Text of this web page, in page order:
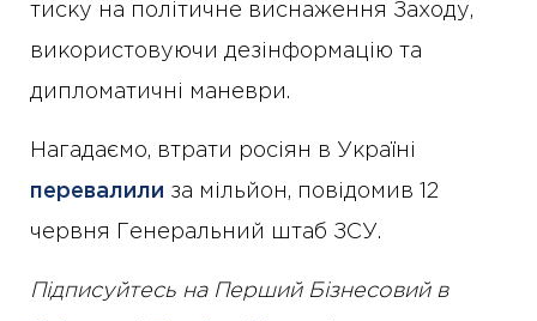
тиску на політичне виснаження Заходу,
використовуючи дезінформацію та
дипломатичні маневри.
Нагадаємо, втрати росіян в Україні
перевалили за мільйон, повідомив 12
червня Генеральний штаб ЗСУ.
Підписуйтесь на Перший Бізнесовий в